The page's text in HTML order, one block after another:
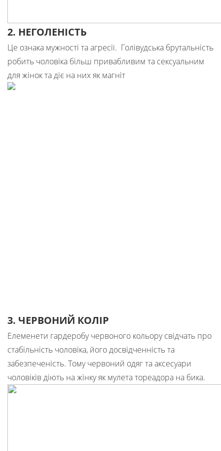
2. НЕГОЛЕНІСТЬ
Це ознака мужності та агресії. Голівудська брутальність
робить чоловіка більш привабливим та сексуальним
для жінок та діє на них як магніт
3. ЧЕРВОНИЙ КОЛІР
Елеменети гардеробу червоного кольору свідчать про
стабільність чоловіка, його досвідченність та
забезпеченість. Тому червоний одяг та аксесуари
чоловіків діють на жінку як мулета тореадора на бика.